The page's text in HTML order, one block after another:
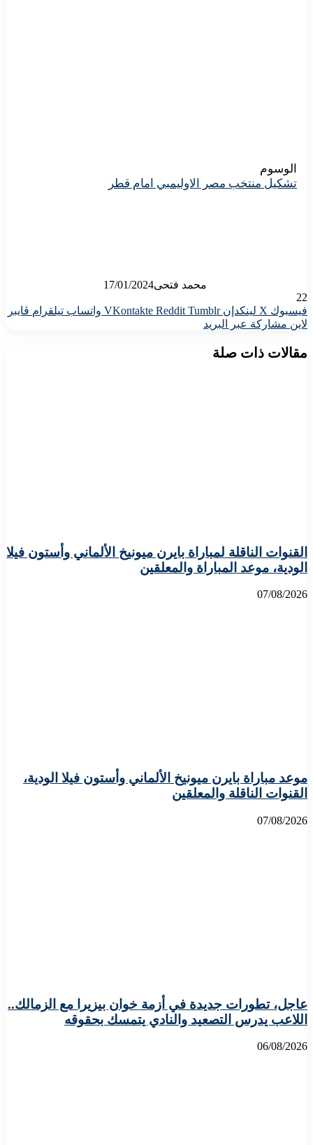
الوسوم
تشكيل منتخب مصر الاوليمبي امام قطر
محمد فتحى17/01/2024
22
فيسبوك X لينكدإن واتساب تيلقرام ڤايبر
لاين مشاركة عبر البريد
مقالات ذات صلة
القنوات الناقلة لمباراة بايرن ميونيخ الألماني وأستون فيلا
الودية، موعد المباراة والمعلقين
07/08/2026
موعد مباراة بايرن ميونيخ الألماني وأستون فيلا الودية،
القنوات الناقلة والمعلقين
07/08/2026
عاجل، تطورات جديدة في أزمة خوان بيزيرا مع الزمالك..
اللاعب يدرس التصعيد والنادي يتمسك بحقوقه
06/08/2026